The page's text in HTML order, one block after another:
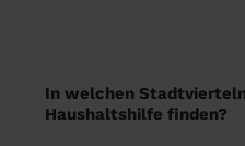
In welchen
Haushaltshilfe finden?